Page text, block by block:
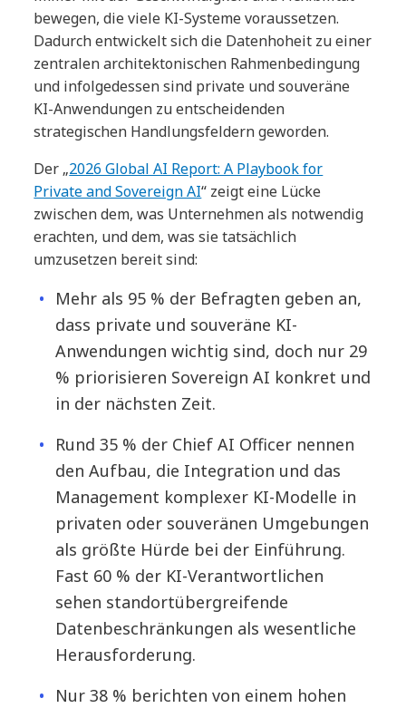
bewegen, die viele KI-Systeme voraussetzen.
Dadurch entwickelt sich die Datenhoheit zu einer
zentralen architektonischen Rahmenbedingung
und infolgedessen sind private und souveräne
KI-Anwendungen zu entscheidenden
strategischen Handlungsfeldern geworden.
Der „2026 Global AI Report: A Playbook for
Private and Sovereign AI“ zeigt eine Lücke
zwischen dem, was Unternehmen als notwendig
erachten, und dem, was sie tatsächlich
umzusetzen bereit sind:
Mehr als 95 % der Befragten geben an,
dass private und souveräne KI-
Anwendungen wichtig sind, doch nur 29
% priorisieren Sovereign AI konkret und
in der nächsten Zeit.
Rund 35 % der Chief AI Officer nennen
den Aufbau, die Integration und das
Management komplexer KI-Modelle in
privaten oder souveränen Umgebungen
als größte Hürde bei der Einführung.
Fast 60 % der KI-Verantwortlichen
sehen standortübergreifende
Datenbeschränkungen als wesentliche
Herausforderung.
Nur 38 % berichten von einem hohen